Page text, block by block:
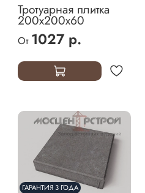
Тротуарная плитка
200х200х60
От 1027 р.
ГАРАНТИЯ 3 ГОДА